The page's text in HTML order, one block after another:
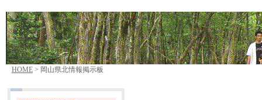
HOME > 岡山県北情報掲示板